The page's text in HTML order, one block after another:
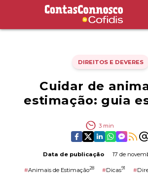
Contas Connosco by Cofidis
DIREITOS E DEVERES
Cuidar de
estimação: guia
3 min
Data de publicação 17 de
#Animais de Estimação28 #Dicas91 #